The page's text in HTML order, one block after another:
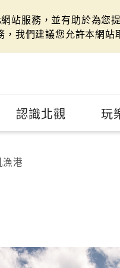
站服務，並有助於為您
我們建議您允許本網
認識北觀 玩
漁港